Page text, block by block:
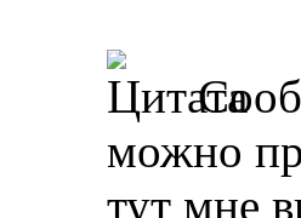
можно
тут мне